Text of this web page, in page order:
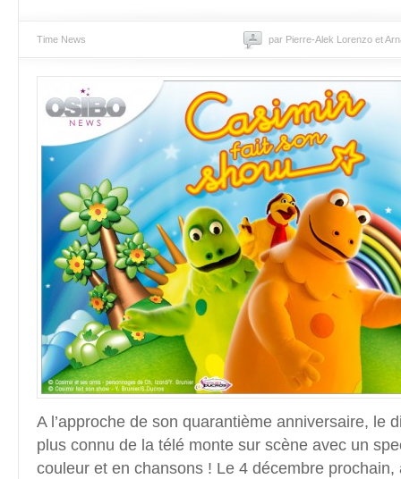
Time News par Pierre-Alek Lorenzo et
A l’approche de son quarantième anniversaire, le
plus connu de la télé monte sur scène avec un
couleur et en chansons ! Le 4 décembre prochain,